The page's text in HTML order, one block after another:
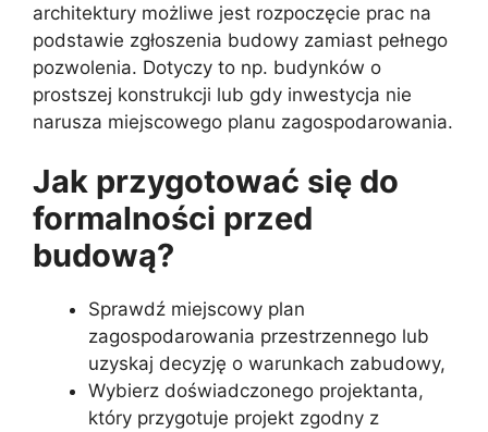
architektury możliwe jest rozpoczęcie prac na
podstawie zgłoszenia budowy zamiast pełnego
pozwolenia. Dotyczy to np. budynków o
prostszej konstrukcji lub gdy inwestycja nie
narusza miejscowego planu zagospodarowania.
Jak przygotować się do
formalności przed
budową?
Sprawdź miejscowy plan
zagospodarowania przestrzennego lub
uzyskaj decyzję o warunkach zabudowy,
Wybierz doświadczonego projektanta,
który przygotuje projekt zgodny z